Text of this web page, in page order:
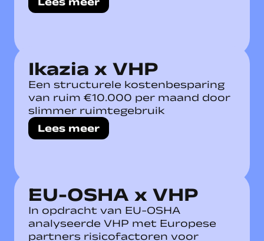
Ikazia x VHP
Een structurele kostenbesparing
van ruim €10.000 per maand door
slimmer ruimtegebruik
Lees meer
EU-OSHA x VHP
In opdracht van EU-OSHA
analyseerde VHP met Europese
partners risicofactoren voor